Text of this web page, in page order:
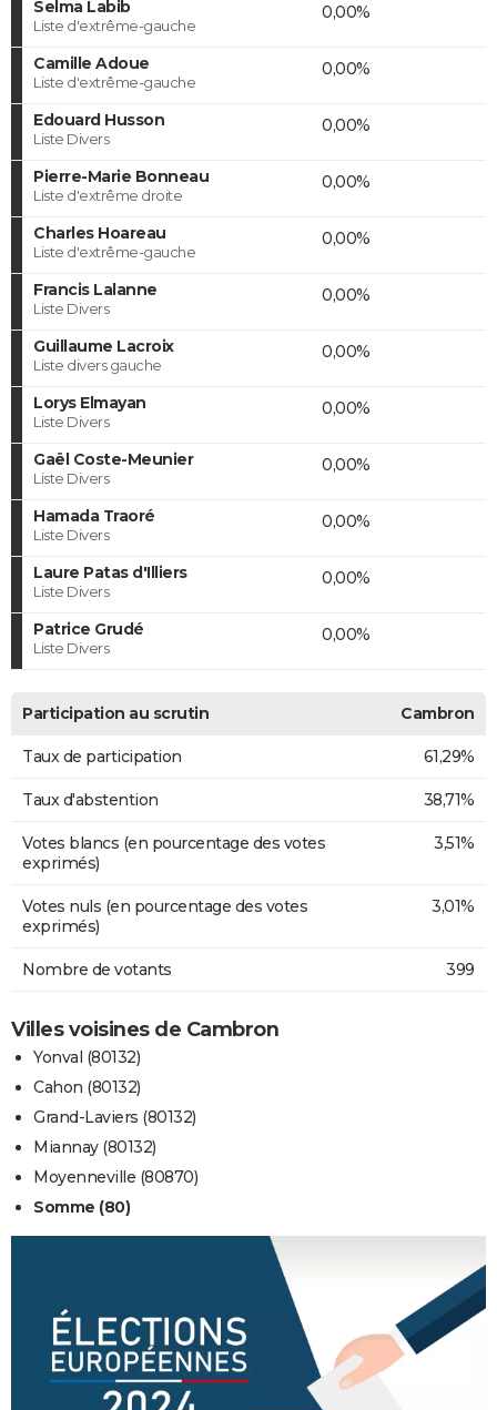
Selma Labib
Liste d'extrême-gauche
0,00%
Camille Adoue
Liste d'extrême-gauche
0,00%
Edouard Husson
Liste Divers
0,00%
Pierre-Marie Bonneau
Liste d'extrême droite
0,00%
Charles Hoareau
Liste d'extrême-gauche
0,00%
Francis Lalanne
Liste Divers
0,00%
Guillaume Lacroix
Liste divers gauche
0,00%
Lorys Elmayan
Liste Divers
0,00%
Gaël Coste-Meunier
Liste Divers
0,00%
Hamada Traoré
Liste Divers
0,00%
Laure Patas d'Illiers
Liste Divers
0,00%
Patrice Grudé
Liste Divers
0,00%
Participation au scrutin Cambron
Taux de participation 61,29%
Taux d'abstention 38,71%
Votes blancs (en pourcentage des votes
exprimés)
3,51%
Votes nuls (en pourcentage des votes
exprimés)
3,01%
Nombre de votants 399
Villes voisines de Cambron
Yonval (80132)
Cahon (80132)
Grand-Laviers (80132)
Miannay (80132)
Moyenneville (80870)
Somme (80)